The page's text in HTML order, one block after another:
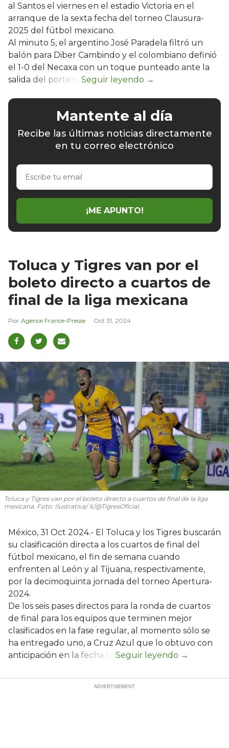
al Santos el viernes en el estadio Victoria en el
arranque de la sexta fecha del torneo Clausura-
2025 del fútbol mexicano.
Al minuto 5, el argentino José Paradela filtró un
balón para Diber Cambindo y el colombiano definió
el 1-0 del Necaxa con un toque punteado ante la
salida del portero.
Mantente al día
Recibe las últimas noticias directamente
en tu correo electrónico
Escribe
email
¡ME APUNTO!
Toluca y Tigres van por el
boleto directo a cuartos de
final de la liga mexicana
Agence France-Presse Oct 31, 2024
Toluca y Tigres van por el boleto directo a cuartos de final de la liga
mexicana. Foto: Ilustrativa/ X/@TigresOficial.
México, 31 Oct 2024.- El Toluca y los Tigres buscarán
su clasificación directa a los cuartos de final del
fútbol mexicano, el fin de semana cuando
enfrenten al León y al Tijuana, respectivamente,
por la decimoquinta jornada del torneo Apertura-
2024.
De los seis pases directos para la ronda de cuartos
de final para los equipos que terminen mejor
clasificados en la fase regular, al momento sólo se
ha entregado uno, a Cruz Azul que lo obtuvo con
anticipación en la fecha 12.